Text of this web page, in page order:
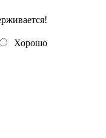
Хорошо